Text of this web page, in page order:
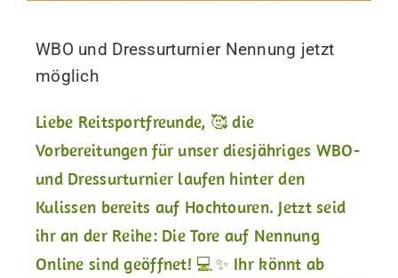
WBO und Dressurturnier Nennung jetzt
möglich
Liebe Reitsportfreunde, 🥰 die
Vorbereitungen für unser diesjähriges WBO-
und Dressurturnier laufen hinter den
Kulissen bereits auf Hochtouren. Jetzt seid
ihr an der Reihe: Die Tore auf Nennung
Online sind geöffnet! 💻✨ Ihr könnt ab